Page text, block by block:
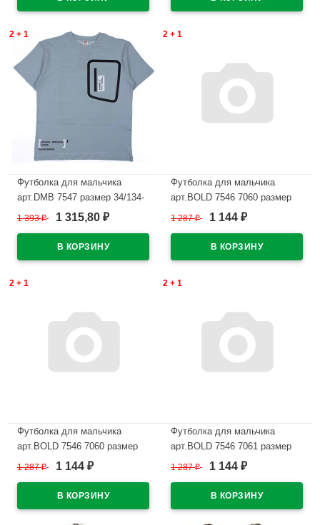
2 + 1
Футболка для мальчика
арт.DMB 7547 размер 34/134-
44/164 цвет серо-голубой
1 393₽ 1 315,80 ₽
2 + 1
Футболка для мальчика
арт.BOLD 7546 7060 размер
36/140-48/176 цвет белый
1 287₽ 1 144 ₽
2 + 1
Футболка для мальчика
арт.BOLD 7546 7060 размер
36/140-48/176 цвет черный
1 287₽ 1 144 ₽
2 + 1
Футболка для мальчика
арт.BOLD 7546 7061 размер
36/140-48/176 цвет черный
1 287₽ 1 144 ₽